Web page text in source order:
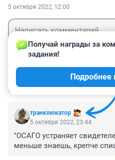
5 октября 2022, 12:00
транклюкатор
Получай награды за
задания!
Подробнее
5 октября 2022, 23:44
"ОСАГО устраняет
меньше знаешь, крепче